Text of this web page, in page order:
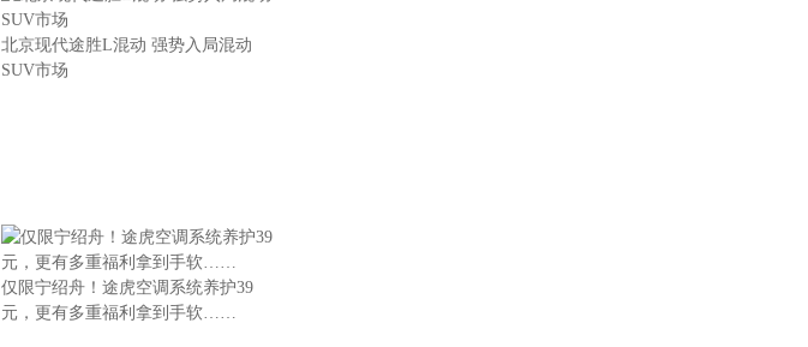
北京现代途胜L混动 强势入局混动
SUV市场
仅限宁绍舟！途虎空调系统养护39
元，更有多重福利拿到手软……